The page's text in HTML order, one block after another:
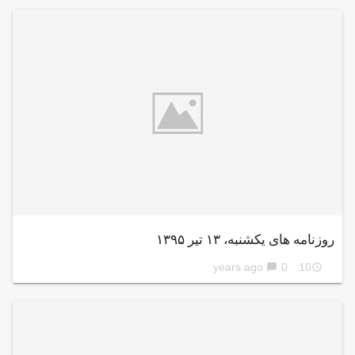
روزنامه های یکشنبه، ۱۳ تیر ۱۳۹۵
access_time
10 years ago
chat_bubble 0